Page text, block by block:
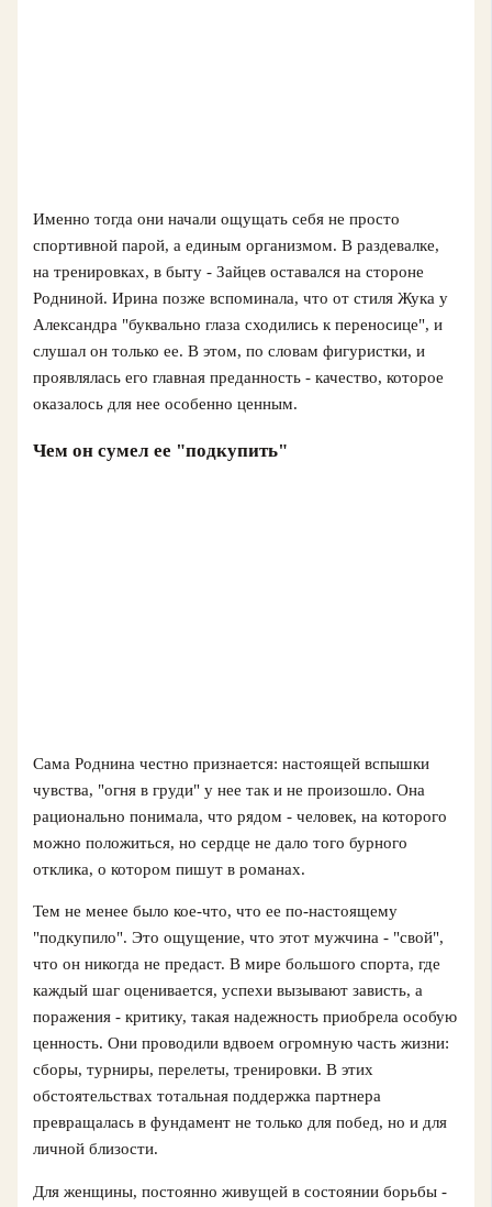
Именно тогда они начали ощущать себя не просто
спортивной парой, а единым организмом. В раздевалке,
на тренировках, в быту - Зайцев оставался на стороне
Родниной. Ирина позже вспоминала, что от стиля Жука у
Александра "буквально глаза сходились к переносице", и
слушал он только ее. В этом, по словам фигуристки, и
проявлялась его главная преданность - качество, которое
оказалось для нее особенно ценным.
Чем он сумел ее "подкупить"
Сама Роднина честно признается: настоящей вспышки
чувства, "огня в груди" у нее так и не произошло. Она
рационально понимала, что рядом - человек, на которого
можно положиться, но сердце не дало того бурного
отклика, о котором пишут в романах.
Тем не менее было кое-что, что ее по‑настоящему
"подкупило". Это ощущение, что этот мужчина - "свой",
что он никогда не предаст. В мире большого спорта, где
каждый шаг оценивается, успехи вызывают зависть, а
поражения - критику, такая надежность приобрела особую
ценность. Они проводили вдвоем огромную часть жизни:
сборы, турниры, перелеты, тренировки. В этих
обстоятельствах тотальная поддержка партнера
превращалась в фундамент не только для побед, но и для
личной близости.
Для женщины, постоянно живущей в состоянии борьбы -